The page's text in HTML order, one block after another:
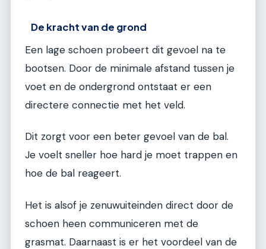
De kracht van de grond
Een lage schoen probeert dit gevoel na te
bootsen. Door de minimale afstand tussen je
voet en de ondergrond ontstaat er een
directere connectie met het veld.
Dit zorgt voor een beter gevoel van de bal.
Je voelt sneller hoe hard je moet trappen en
hoe de bal reageert.
Het is alsof je zenuwuiteinden direct door de
schoen heen communiceren met de
grasmat. Daarnaast is er het voordeel van de